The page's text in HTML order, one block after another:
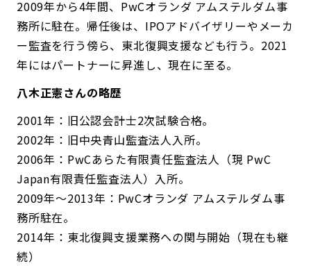
2009年から4年間、PwCオランダ アムステルダム事
務所に駐在。帰任後は、IPOアドバイザリーやメーカ
ー監査を行う傍ら、東北復興支援なども行う。2021
年にはパートナーに昇進し、現在に至る。
八木正憲さんの略歴
2001年：旧公認会計士2次試験合格。
2002年：旧中央青山監査法人入所。
2006年：PwCあらた有限責任監査法人（現 PwC
Japan有限責任監査法人）入所。
2009年〜2013年：PwCオランダ アムステルダム事
務所駐在。
2014年：東北復興支援業務への関与開始（現在も継
続）